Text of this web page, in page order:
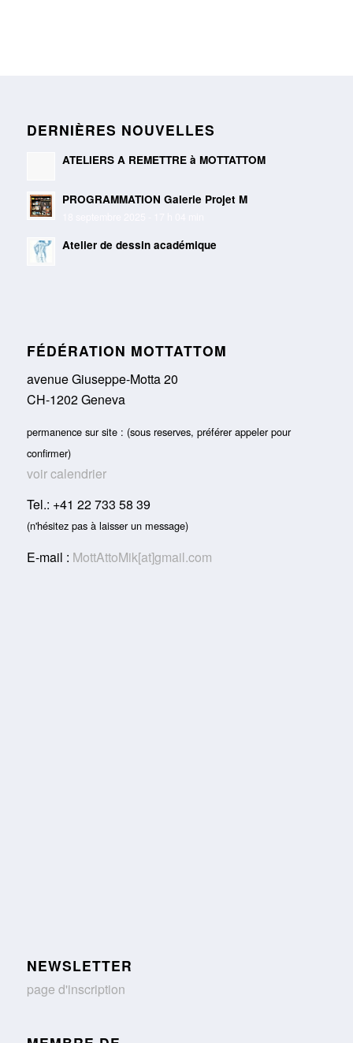
DERNIÈRES NOUVELLES
ATELIERS A REMETTRE à MOTTATTOM
PROGRAMMATION Galerie Projet M
Atelier de dessin académique
FÉDÉRATION MOTTATTOM
avenue Giuseppe-Motta 20
CH-1202 Geneva
permanence sur site : (sous reserves, préférer appeler pour
confirmer)
voir calendrier
Tel.: +41 22 733 58 39
(n'hésitez pas à laisser un message)
E-mail : MottAttoMik[at]gmail.com
NEWSLETTER
page d'inscription